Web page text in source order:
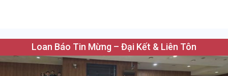
Loan Báo Tin Mừng – Đại Kết & Liên Tôn